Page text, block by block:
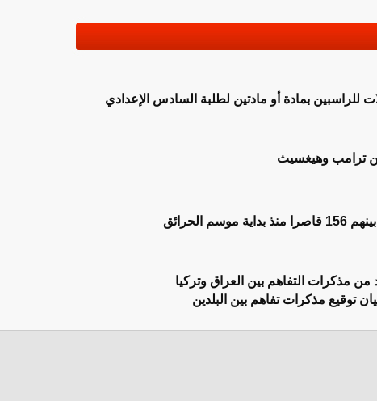
للراسبين بمادة أو مادتين لطلبة السادس الإعدادي
ترامب وهيغسيث
من مذكرات التفاهم بين العراق وتركيا
توقيع مذكرات تفاهم بين البلدين